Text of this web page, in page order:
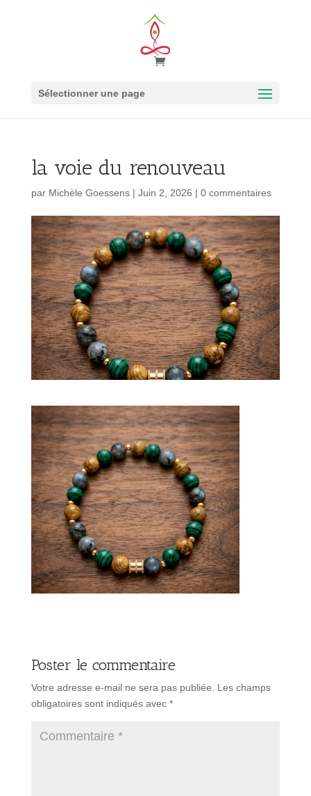
Sélectionner une page
la voie du renouveau
par Michèle Goessens| Juin 2, 2026 | 0 commentaires
Poster le commentaire
Votre adresse e-mail ne sera pas publiée. Les champs
obligatoires sont indiqués avec *